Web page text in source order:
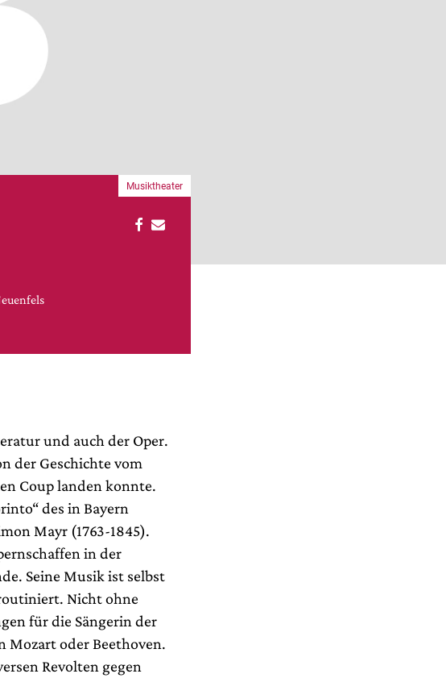
Musiktheater
und auch der Oper.
der Geschichte vom
Coup landen konnte.
des in Bayern
Mayr (1763-1845).
in der
Seine Musik ist selbst
Nicht ohne
für die Sängerin der
Mozart oder Beethoven.
Revolten gegen